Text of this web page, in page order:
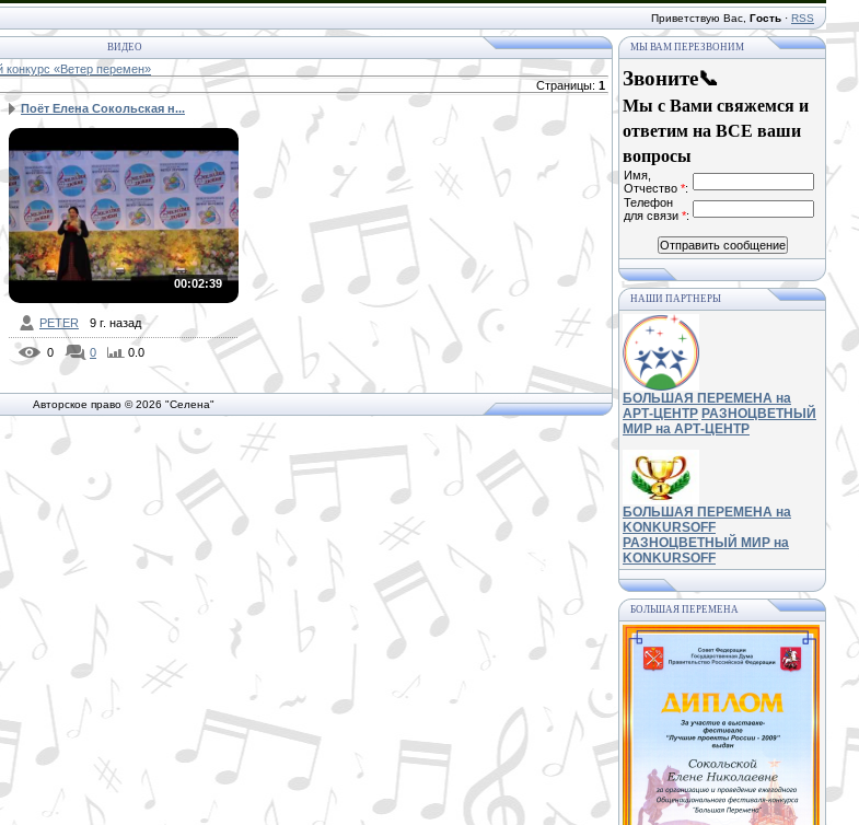
Приветствую Вас Гость · RSS
ВИДЕО
«Ветер перемен»
Страницы: 1
Поёт Елена Сокольская н...
00:02:39
PETER 9 г. назад
0 0 0.0
Авторское право © 2026 "Селена"
МЫ ВАМ ПЕРЕЗВОНИМ
Звоните📞
Мы с Вами свяжемся и
ответим на ВСЕ ваши
вопросы
Имя,
Отчество *:
Телефон
для связи *:
НАШИ ПАРТНЕРЫ
БОЛЬШАЯ ПЕРЕМЕНА на
АРТ-ЦЕНТР РАЗНОЦВЕТНЫЙ
МИР на АРТ-ЦЕНТР
БОЛЬШАЯ ПЕРЕМЕНА на
KONKURSOFF
РАЗНОЦВЕТНЫЙ МИР на
KONKURSOFF
БОЛЬШАЯ ПЕРЕМЕНА